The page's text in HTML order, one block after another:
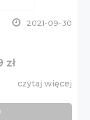
2021-09-30
zł
czytaj więcej